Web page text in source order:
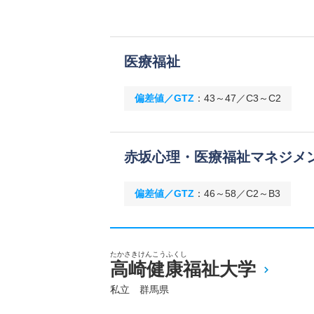
医療福祉
偏差値／GTZ ： 43～47／C3～C2
赤坂心理・医療福祉マネジメ
偏差値／GTZ ： 46～58／C2～B3
たかさきけんこうふくし
高崎健康福祉大学
私立 群馬県